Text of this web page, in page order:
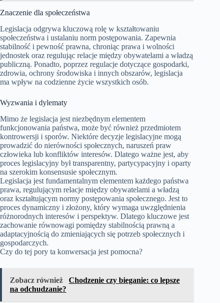
Znaczenie dla społeczeństwa
Legislacja odgrywa kluczową rolę w kształtowaniu
społeczeństwa i ustalaniu norm postępowania. Zapewnia
stabilność i pewność prawna, chroniąc prawa i wolności
jednostek oraz regulując relacje między obywatelami a władzą
publiczną. Ponadto, poprzez regulacje dotyczące gospodarki,
zdrowia, ochrony środowiska i innych obszarów, legislacja
ma wpływ na codzienne życie wszystkich osób.
Wyzwania i dylematy
Mimo że legislacja jest niezbędnym elementem
funkcjonowania państwa, może być również przedmiotem
kontrowersji i sporów. Niektóre decyzje legislacyjne mogą
prowadzić do nierówności społecznych, naruszeń praw
człowieka lub konfliktów interesów. Dlatego ważne jest, aby
proces legislacyjny był transparentny, partycypacyjny i oparty
na szerokim konsensusie społecznym.
Legislacja jest fundamentalnym elementem każdego państwa
prawa, regulującym relacje między obywatelami a władzą
oraz kształtującym normy postępowania społecznego. Jest to
proces dynamiczny i złożony, który wymaga uwzględnienia
różnorodnych interesów i perspektyw. Dlatego kluczowe jest
zachowanie równowagi pomiędzy stabilnością prawną a
adaptacyjnością do zmieniających się potrzeb społecznych i
gospodarczych.
Czy do tej pory ta konwersacja jest pomocna?
Zobacz również
Chodzenie czy bieganie: co lepsze
na odchudzanie?